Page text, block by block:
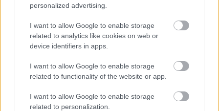
personalized advertising.
I want to allow Google to enable storage
related to analytics like cookies on web or
device identifiers in apps.
I want to allow Google to enable storage
related to functionality of the website or app.
I want to allow Google to enable storage
related to personalization.
Esküdtszék, bíró és végrehajtó – díszkiadásban tört ránk
tovább